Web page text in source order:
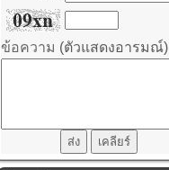
ข้อความ (ตัวแสดงอารมณ์)